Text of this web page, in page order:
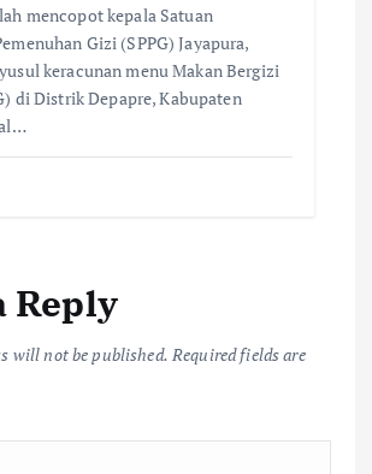
mencopot kepala Satuan
Gizi (SPPG) Jayapura,
keracunan menu Makan Bergizi
di Distrik Depapre, Kabupaten
Reply
will not be published. Required fields are